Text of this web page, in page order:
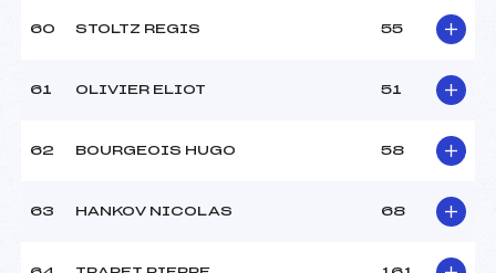
60 STOLTZ REGIS 55
61 OLIVIER ELIOT 51
62 BOURGEOIS HUGO 58
63 HANKOV NICOLAS 68